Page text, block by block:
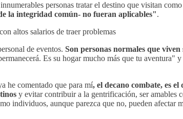
personas tratar el destino que visitan
la integridad común- no fueran aplicables".
de eventos. Son personas normales que
Es su hogar mucho más que tu aventura"
he comentado que para mí, el decano combate, es
y evitar contribuir a la gentrificación, ser amables
individuos, aunque parezca que no, pueden afectar